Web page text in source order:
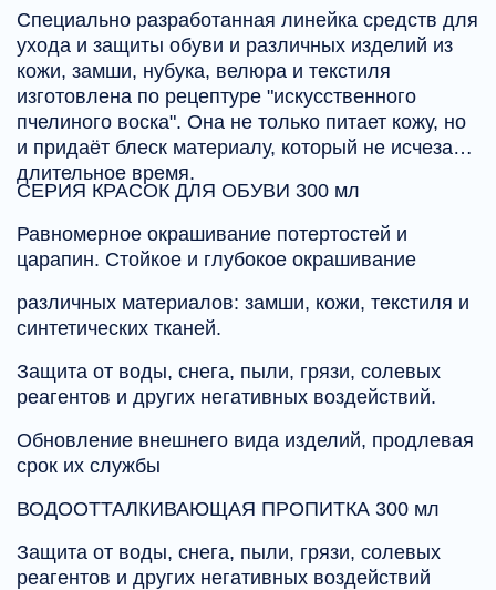
Специально разработанная линейка средств для
ухода и защиты обуви и различных изделий из
кожи, замши, нубука, велюра и текстиля
изготовлена по рецептуре "искусственного
пчелиного воска". Она не только питает кожу, но
и придаёт блеск материалу, который не исчезает
длительное время.
СЕРИЯ КРАСОК ДЛЯ ОБУВИ 300 мл
Равномерное окрашивание потертостей и
царапин. Стойкое и глубокое окрашивание
различных материалов: замши, кожи, текстиля и
синтетических тканей.
Защита от воды, снега, пыли, грязи, солевых
реагентов и других негативных воздействий.
Обновление внешнего вида изделий, продлевая
срок их службы
ВОДООТТАЛКИВАЮЩАЯ ПРОПИТКА 300 мл
Защита от воды, снега, пыли, грязи, солевых
реагентов и других негативных воздействий